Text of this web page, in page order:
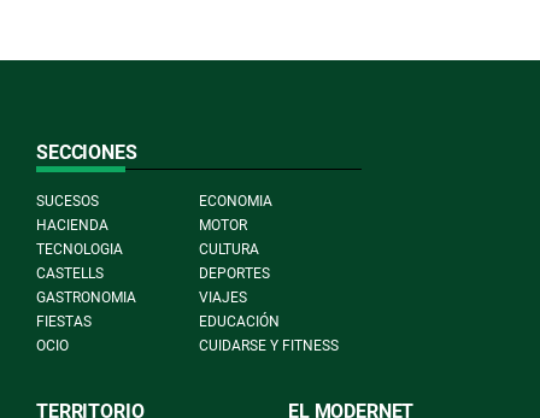
SECCIONES
SUCESOS
ECONOMIA
HACIENDA
MOTOR
TECNOLOGIA
CULTURA
CASTELLS
DEPORTES
GASTRONOMIA
VIAJES
FIESTAS
EDUCACIÓN
OCIO
CUIDARSE Y FITNESS
TERRITORIO EL MODERNET